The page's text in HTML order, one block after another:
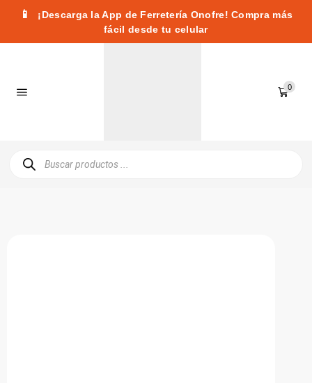
📱
¡Descarga la App de Ferretería Onofre! Compra más
fácil desde tu celular
0